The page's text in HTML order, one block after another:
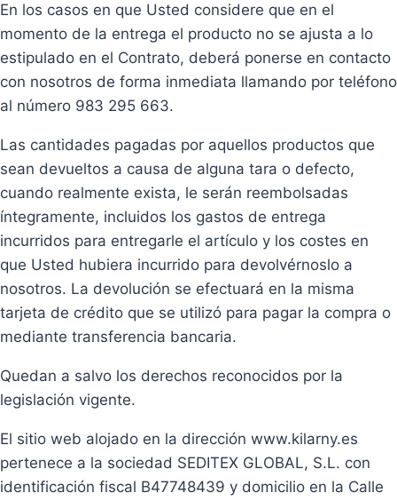
En los casos en que Usted considere que en el
momento de la entrega el producto no se ajusta a lo
estipulado en el Contrato, deberá ponerse en contacto
con nosotros de forma inmediata llamando por teléfono
al número 983 295 663.
Las cantidades pagadas por aquellos productos que
sean devueltos a causa de alguna tara o defecto,
cuando realmente exista, le serán reembolsadas
íntegramente, incluidos los gastos de entrega
incurridos para entregarle el artículo y los costes en
que Usted hubiera incurrido para devolvérnoslo a
nosotros. La devolución se efectuará en la misma
tarjeta de crédito que se utilizó para pagar la compra o
mediante transferencia bancaria.
Quedan a salvo los derechos reconocidos por la
legislación vigente.
El sitio web alojado en la dirección www.kilarny.es
pertenece a la sociedad SEDITEX GLOBAL, S.L. con
identificación fiscal B47748439 y domicilio en la Calle